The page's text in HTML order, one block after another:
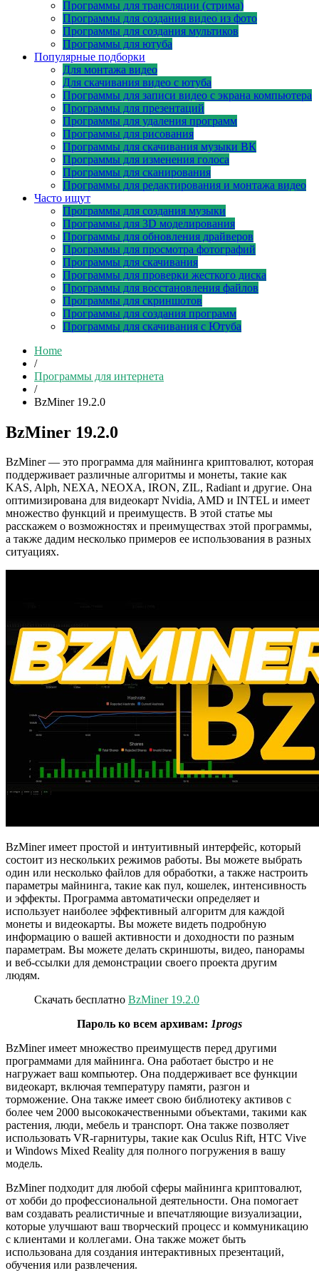
Программы для трансляции (стрима)
Программы для создания видео из фото
Программы для создания мультиков
Программы для ютуба
Популярные подборки
Для монтажа видео
Для скачивания видео с ютуба
Программы для записи видео с экрана компьютера
Программы для презентаций
Программы для удаления программ
Программы для рисования
Программы для скачивания музыки ВК
Программы для изменения голоса
Программы для сканирования
Программы для редактирования и монтажа видео
Часто ищут
Программы для создания музыки
Программы для 3D моделирования
Программы для обновления драйверов
Программы для просмотра фотографий
Программы для скачивания
Программы для проверки жесткого диска
Программы для восстановления файлов
Программы для скриншотов
Программы для создания программ
Программы для скачивания с Ютуба
Home
/
Программы для интернета
/
BzMiner 19.2.0
BzMiner 19.2.0
BzMiner — это программа для майнинга криптовалют, которая
поддерживает различные алгоритмы и монеты, такие как
KAS, Alph, NEXA, NEOXA, IRON, ZIL, Radiant и другие. Она
оптимизирована для видеокарт Nvidia, AMD и INTEL и имеет
множество функций и преимуществ. В этой статье мы
расскажем о возможностях и преимуществах этой программы,
а также дадим несколько примеров ее использования в разных
ситуациях.
BzMiner имеет простой и интуитивный интерфейс, который
состоит из нескольких режимов работы. Вы можете выбрать
один или несколько файлов для обработки, а также настроить
параметры майнинга, такие как пул, кошелек, интенсивность
и эффекты. Программа автоматически определяет и
использует наиболее эффективный алгоритм для каждой
монеты и видеокарты. Вы можете видеть подробную
информацию о вашей активности и доходности по разным
параметрам. Вы можете делать скриншоты, видео, панорамы
и веб-ссылки для демонстрации своего проекта другим
людям.
Скачать бесплатно BzMiner 19.2.0
Пароль ко всем архивам: 1progs
BzMiner имеет множество преимуществ перед другими
программами для майнинга. Она работает быстро и не
нагружает ваш компьютер. Она поддерживает все функции
видеокарт, включая температуру памяти, разгон и
торможение. Она также имеет свою библиотеку активов с
более чем 2000 высококачественными объектами, такими как
растения, люди, мебель и транспорт. Она также позволяет
использовать VR-гарнитуры, такие как Oculus Rift, HTC Vive
и Windows Mixed Reality для полного погружения в вашу
модель.
BzMiner подходит для любой сферы майнинга криптовалют,
от хобби до профессиональной деятельности. Она помогает
вам создавать реалистичные и впечатляющие визуализации,
которые улучшают ваш творческий процесс и коммуникацию
с клиентами и коллегами. Она также может быть
использована для создания интерактивных презентаций,
обучения или развлечения.